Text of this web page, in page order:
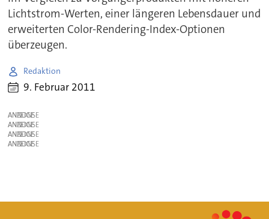
Lichtstrom-Werten, einer längeren Lebensdauer und
erweiterten Color-Rendering-Index-Optionen
überzeugen.
Redaktion
9. Februar 2011
ANZEIGE
ANZEIGE
ANZEIGE
ANZEIGE